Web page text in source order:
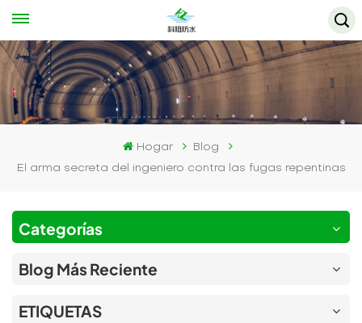
Hogar
Blog
El arma secreta del ingeniero contra las fugas repentinas
Categorías
Blog Más Reciente
ETIQUETAS